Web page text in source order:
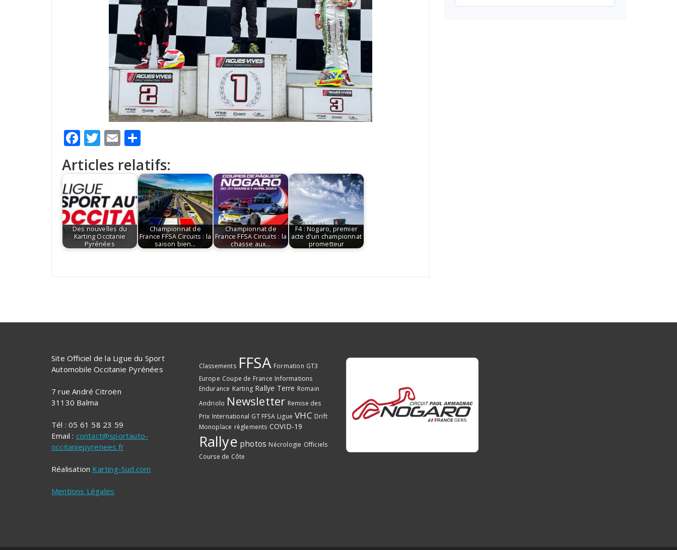
Facebook
Twitter
Email
Articles relatifs:
Des nouvelles du
Karting Occitanie
Pyrénées
Championnat de
France FFSA Circuits : la
saison bien…
Championnat de
France FFSA Circuits : la
chasse aux…
F4 : Nogaro, premier
acte d'un championnat
prometteur
Site Officiel de la Ligue du Sport
Automobile Occitanie Pyrénées
7 rue André Citroën
31130 Balma
Tél : 05 61 58 23 59
Email : contact@sportauto-
occitaniepyrenees.fr
Réalisation Karting-Sud.com
Mentions Légales
Classements FFSA Formation GT3
Europe Coupe de France Informations
Endurance Karting Rallye Terre Romain
Andriolo Newsletter Remise des
Prix International GT FFSA Ligue VHC Drift
Monoplace règlements COVID-19
Rallye photos Nécrologie Officiels
Course de Côte